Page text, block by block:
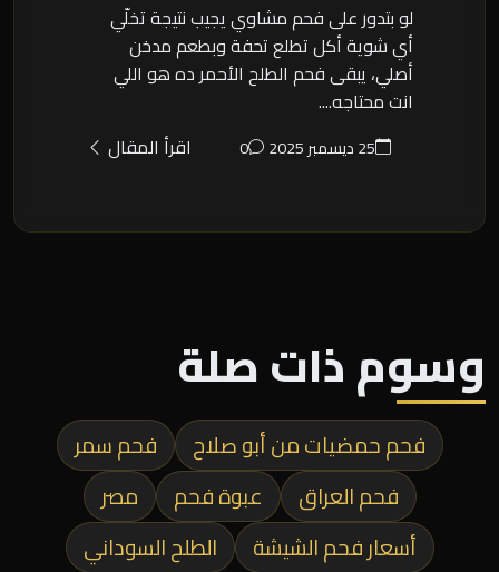
لو بتدور على فحم مشاوي يجيب نتيجة تخلّي
أي شوية أكل تطلع تحفة وبطعم مدخن
أصلي، يبقى فحم الطلح الأحمر ده هو اللي
انت محتاجه....
25 ديسمبر 2025 0 اقرأ المقال
وسوم ذات صلة
فحم حمضيات من أبو صلاح
فحم سمر
فحم العراق
عبوة فحم
مصر
أسعار فحم الشيشة
الطلح السوداني